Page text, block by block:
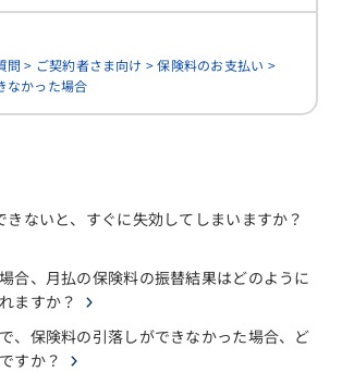
問 > ご契約者さま向け > 保険料のお支払い >
なかった場合
きないと、すぐに失効してしまいますか？
合、月払の保険料の振替結果はどのように
ますか？
、保険料の引落しができなかった場合、ど
すか？